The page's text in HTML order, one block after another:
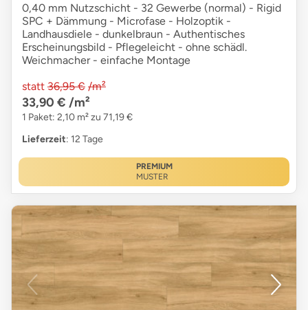
0,40 mm Nutzschicht - 32 Gewerbe (normal) - Rigid
SPC + Dämmung - Microfase - Holzoptik -
Landhausdiele - dunkelbraun - Authentisches
Erscheinungsbild - Pflegeleicht - ohne schädl.
Weichmacher - einfache Montage
statt 36,95 € /m²
33,90 € /m²
1 Paket: 2,10 m² zu 71,19 €
Lieferzeit: 12 Tage
PREMIUM
MUSTER